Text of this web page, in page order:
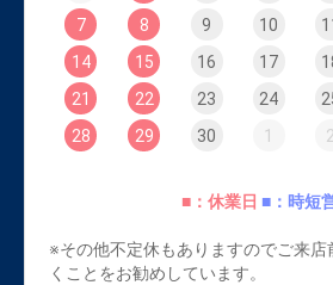
7
8 9 10
14
15 16 17
21
22 23 24
28
29 30 1 2
■：休業日 ■：時短
※その他不定休もありますのでご来
くことをお勧めしています。